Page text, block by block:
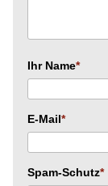
Ihr Name
E-Mail
Spam-Schutz